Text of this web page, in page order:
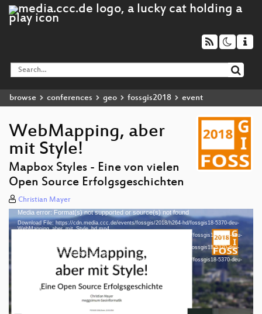
browse conferences geo fossgis2018 event
WebMapping, aber
mit Style!
Mapbox Styles - Eine von vielen
Open Source Erfolgsgeschichten
Christian Mayer
Video
Player
Media error: Format(s) not supported or source(s) not found
Download File: https://cdn.media.ccc.de/events/fossgis/2018/h264-hd/fossgis18-5370-deu-
WebMapping_aber_mit_Style_hd.mp4
Download File: https://cdn.media.ccc.de/events/fossgis/2018/webm-hd/fossgis18-5370-deu-
Download File: https://cdn.media.ccc.de/events/fossgis/2018/h264-sd/fossgis18-5370-deu-
WebMapping_aber_mit_Style_sd.mp4
Download File: https://cdn.media.ccc.de/events/fossgis/2018/webm-sd/fossgis18-5370-deu-
WebMapping_aber_mit_Style_webm-sd.webm
deu 1080p (mp4)
deu 1080p (webm)
deu 576p (mp4)